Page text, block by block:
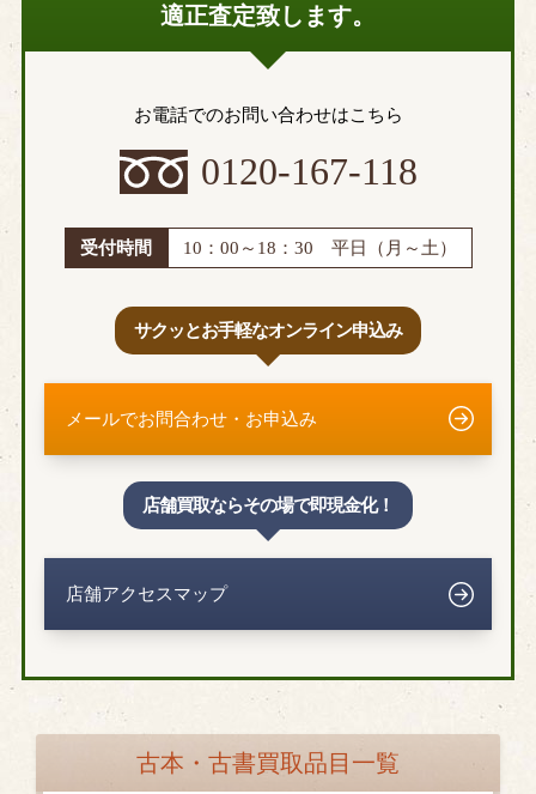
適正査定致します。
お電話でのお問い合わせはこちら
0120-167-118
受付時間 10：00～18：30 平日（月～土）
サクッとお手軽なオンライン申込み
メールでお問合わせ・お申込み
店舗買取ならその場で即現金化！
店舗アクセスマップ
古本・古書買取品目一覧